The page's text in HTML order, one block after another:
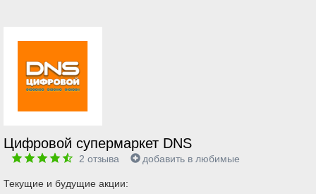
Цифровой супермаркет DNS
2 отзыва добавить в любимые
Текущие и будущие акции: